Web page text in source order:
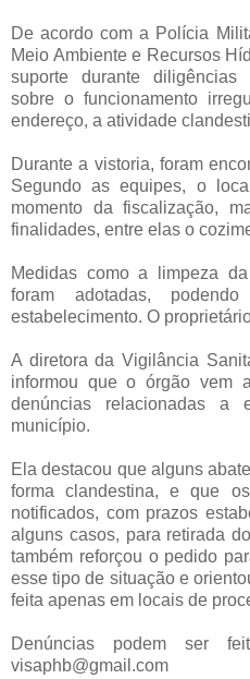
De acordo com a Polícia
Meio Ambiente e Recursos
suporte durante
sobre o funcionamento
endereço, a atividade
Durante a vistoria, foram
Segundo as equipes, o
momento da fiscalização,
finalidades, entre elas o
Medidas como a limpeza
foram adotadas,
estabelecimento. O
A diretora da Vigilância
informou que o órgão vem
denúncias relacionadas
município.
Ela destacou que alguns
forma clandestina, e que
notificados, com prazos
alguns casos, para retirada
também reforçou o pedido
esse tipo de situação e
feita apenas em locais de
Denúncias podem ser
visaphb@gmail.com